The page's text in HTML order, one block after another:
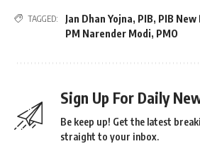
TAGGED: Jan Dhan Yojna, PIB, PIB New
PM Narender Modi, PMO
Sign Up For Daily
Be keep up! Get the latest
straight to your inbox.